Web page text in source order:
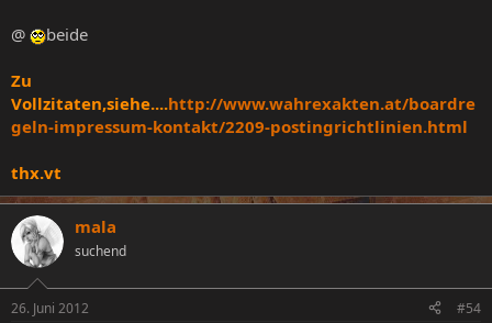
@ beide
Zu
Vollzitaten,siehe....http://www.wahrexakten.at/boardre
geln-impressum-kontakt/2209-postingrichtlinien.html
thx.vt
mala
suchend
26. Juni 2012 #54